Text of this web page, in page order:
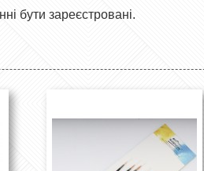
бути зареєстровані.